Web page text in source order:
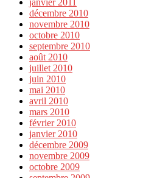
janvier 2011
décembre 2010
novembre 2010
octobre 2010
septembre 2010
août 2010
juillet 2010
juin 2010
mai 2010
avril 2010
mars 2010
février 2010
janvier 2010
décembre 2009
novembre 2009
octobre 2009